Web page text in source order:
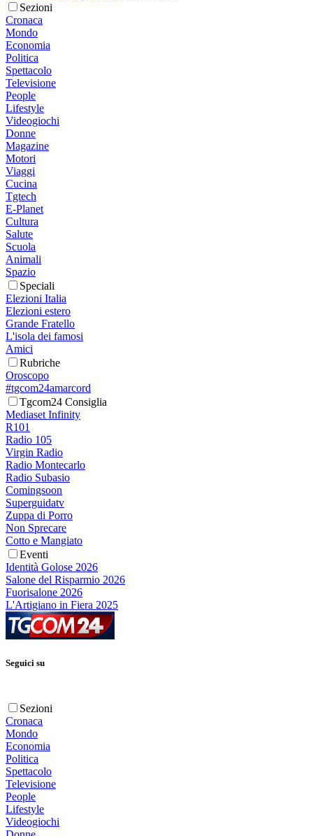
Sezioni
Cronaca
Mondo
Economia
Politica
Spettacolo
Televisione
People
Lifestyle
Videogiochi
Donne
Magazine
Motori
Viaggi
Cucina
Tgtech
E-Planet
Cultura
Salute
Scuola
Animali
Spazio
Speciali
Elezioni Italia
Elezioni estero
Grande Fratello
L'isola dei famosi
Amici
Rubriche
Oroscopo
#tgcom24amarcord
Tgcom24 Consiglia
Mediaset Infinity
R101
Radio 105
Virgin Radio
Radio Montecarlo
Radio Subasio
Comingsoon
Superguidatv
Zuppa di Porro
Non Sprecare
Cotto e Mangiato
Eventi
Identità Golose 2026
Salone del Risparmio 2026
Fuorisalone 2026
L'Artigiano in Fiera 2025
Seguici su
Sezioni
Cronaca
Mondo
Economia
Politica
Spettacolo
Televisione
People
Lifestyle
Videogiochi